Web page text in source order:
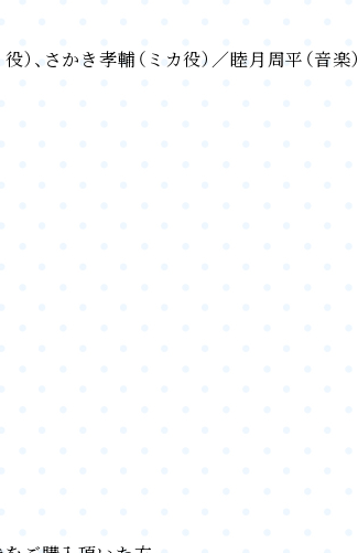
、さかき孝輔（ミカ役）／睦月周平（音楽）